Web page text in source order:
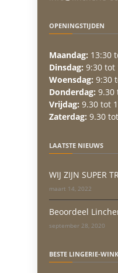
OPENINGSTIJDEN
Maandag: 13:30
Dinsdag: 9:30 tot
Woensdag: 9:30
Donderdag: 9.30
Vrijdag: 9.30 tot
Zaterdag: 9.30
LAATSTE NIEUWS
WIJ ZIJN SUPER
maart 14, 2022
Beoordeel
september 28, 2020
BESTE LINGERIE-